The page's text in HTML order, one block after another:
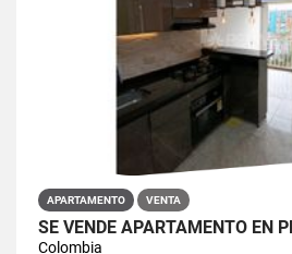
APARTAMENTO VENTA
Colombia